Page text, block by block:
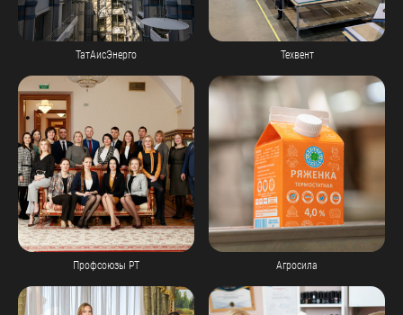
ТатАисЭнерго Техвент
Профсоюзы РТ Агросила